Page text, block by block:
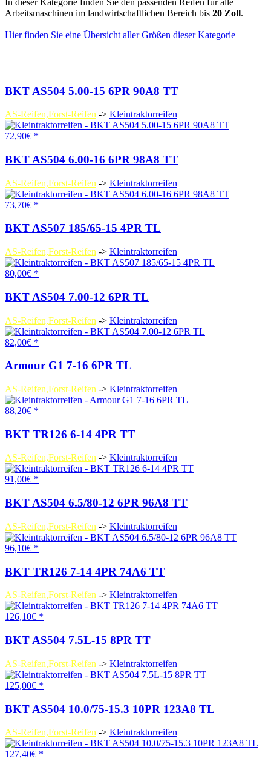
Arbeitsmaschinen im landwirtschaftlichen Bereich bis 20 Zoll.
Hier finden Sie eine Übersicht aller Größen dieser Kategorie
BKT AS504 5.00-15 6PR 90A8 TT
AS-Reifen,Forst-Reifen -> Kleintraktorreifen
72,90€ *
BKT AS504 6.00-16 6PR 98A8 TT
AS-Reifen,Forst-Reifen -> Kleintraktorreifen
73,70€ *
BKT AS507 185/65-15 4PR TL
AS-Reifen,Forst-Reifen -> Kleintraktorreifen
80,00€ *
BKT AS504 7.00-12 6PR TL
AS-Reifen,Forst-Reifen -> Kleintraktorreifen
82,00€ *
Armour G1 7-16 6PR TL
AS-Reifen,Forst-Reifen -> Kleintraktorreifen
88,20€ *
BKT TR126 6-14 4PR TT
AS-Reifen,Forst-Reifen -> Kleintraktorreifen
91,00€ *
BKT AS504 6.5/80-12 6PR 96A8 TT
AS-Reifen,Forst-Reifen -> Kleintraktorreifen
96,10€ *
BKT TR126 7-14 4PR 74A6 TT
AS-Reifen,Forst-Reifen -> Kleintraktorreifen
126,10€ *
BKT AS504 7.5L-15 8PR TT
AS-Reifen,Forst-Reifen -> Kleintraktorreifen
125,00€ *
BKT AS504 10.0/75-15.3 10PR 123A8 TL
AS-Reifen,Forst-Reifen -> Kleintraktorreifen
127,40€ *